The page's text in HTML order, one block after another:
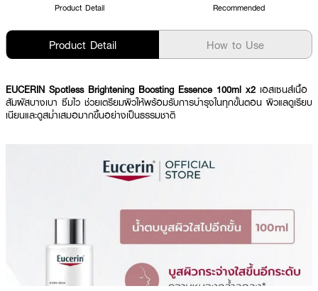
Product Detail Recommended
Product Detail How to Use
EUCERIN Spotless Brightening Boosting Essence 100ml x2 เอสเซนส์เนื้อ
สัมผัสบางเบา ซึมไว ช่วยเตรียมผิวให้พร้อมรับการบำรุงในทุกขั้นตอน ผิวแลดูเรียบ
เนียนและดูสม่ำเสมอมากขึ้นอย่างเป็นธรรมชาติ